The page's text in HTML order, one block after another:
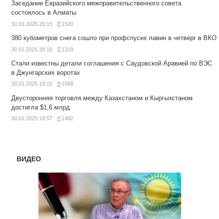
Заседание Евразийского межправительственного совета
состоялось в Алматы
30.01.2025 20:15 1520
380 кубометров снега сошло при профспуске лавин в четверг в ВКО
30.01.2025 20:10 1319
Стали известны детали соглашения с Саудовской Аравией по ВЭС
в Джунгарских воротах
30.01.2025 19:10 1588
Двусторонняя торговля между Казахстаном и Кыргызстаном
достигла $1,6 млрд
30.01.2025 18:57 1482
ВИДЕО